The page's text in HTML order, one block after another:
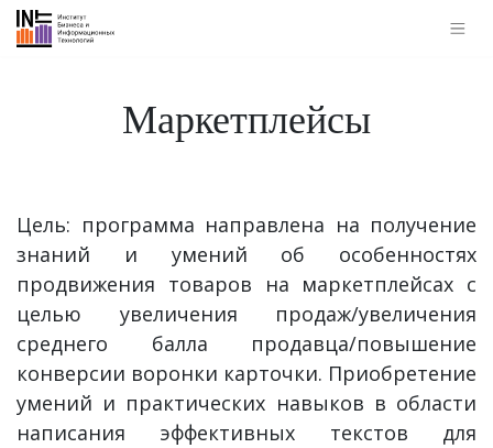
Маркетплейсы
Цель: программа направлена на получение
знаний и умений об особенностях
продвижения товаров на маркетплейсах с
целью увеличения продаж/увеличения
среднего балла продавца/повышение
конверсии воронки карточки. Приобретение
умений и практических навыков в области
написания эффективных текстов для